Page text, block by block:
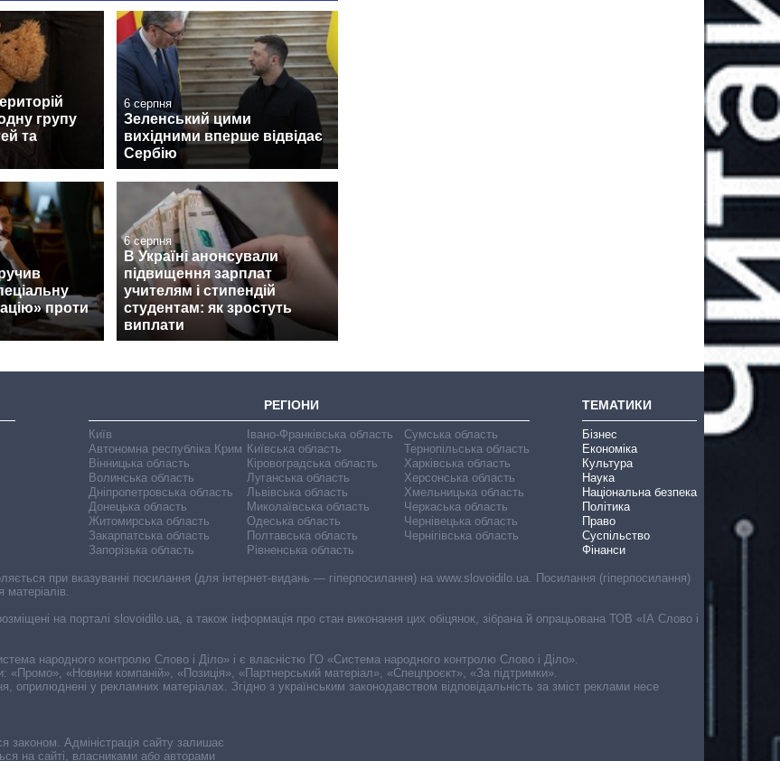
групу
та
6 серпня
Зеленський цими
вихідними вперше відвідає
Сербію
проти
6 серпня
В Україні анонсували
підвищення зарплат
учителям і стипендій
студентам: як зростуть
виплати
РЕГІОНИ
Київ
Автономна республіка Крим
Вінницька область
Волинська область
Дніпропетровська область
Донецька область
Житомирська область
Закарпатська область
Запорізька область
Івано-Франківська область
Київська область
Кіровоградська область
Луганська область
Львівська область
Миколаївська область
Одеська область
Полтавська область
Рівненська область
Сумська область
Тернопільська область
Харківська область
Херсонська область
Хмельницька область
Черкаська область
Чернівецька область
Чернігівська область
ТЕМАТИКИ
Бізнес
Економіка
Культура
Наука
Національна безпека
Політика
Право
Суспільство
Фінанси
законом. Адміністрація сайту залишає
на сайті, власниками або авторами
при вказуванні посилання (для інтернет-видань — гіперпосилання) на www.slovoidilo.ua. Посилання (гіперпосилання)
матеріалів.
на порталі slovoidilo.ua, а також інформація про стан виконання цих обіцянок, зібрана й опрацьована ТОВ «ІА Слово і
народного контролю Слово і Діло» і є власністю ГО «Система народного контролю Слово і Діло».
«Промо», «Новини компаній», «Позиція», «Партнерський матеріал», «Спецпроєкт», «За підтримки».
оприлюднені у рекламних матеріалах. Згідно з українським законодавством відповідальність за зміст реклами несе